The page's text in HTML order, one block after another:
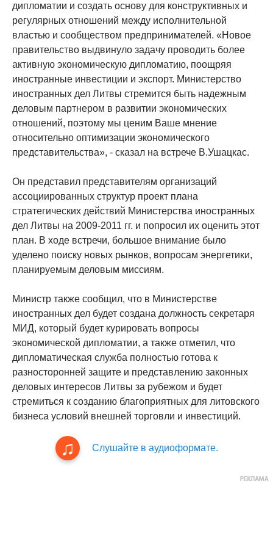
дипломатии и создать основу для конструктивных и
регулярных отношений между исполнительной
властью и сообществом предпринимателей. «Новое
правительство выдвинуло задачу проводить более
активную экономическую дипломатию, поощряя
иностранные инвестиции и экспорт. Министерство
иностранных дел Литвы стремится быть надежным
деловым партнером в развитии экономических
отношений, поэтому мы ценим Ваше мнение
относительно оптимизации экономического
представительства», - сказал на встрече В.Ушацкас.
Он представил представителям организаций
ассоциированных структур проект плана
стратегических действий Министерства иностранных
дел Литвы на 2009-2011 гг. и попросил их оценить этот
план. В ходе встречи, большое внимание было
уделено поиску новых рынков, вопросам энергетики,
планируемым деловым миссиям.
Министр также сообщил, что в Министерстве
иностранных дел будет создана должность секретаря
МИД, который будет курировать вопросы
экономической дипломатии, а также отметил, что
дипломатическая служба полностью готова к
разносторонней защите и представлению законных
деловых интересов Литвы за рубежом и будет
стремиться к созданию благоприятных для литовского
бизнеса условий внешней торговли и инвестиций.
Слушайте в аудиоформате.